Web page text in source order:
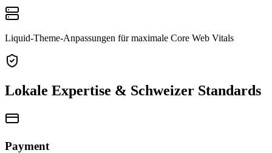
Liquid-Theme-Anpassungen für maximale Core Web Vitals
Lokale Expertise & Schweizer Standards
Payment